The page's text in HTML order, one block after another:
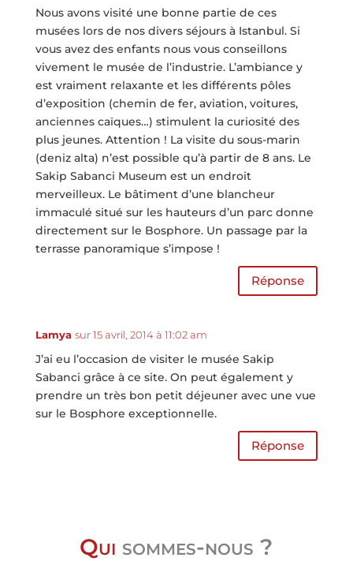
Nous avons visité une bonne partie de ces
musées lors de nos divers séjours à Istanbul. Si
vous avez des enfants nous vous conseillons
vivement le musée de l’industrie. L’ambiance y
est vraiment relaxante et les différents pôles
d’exposition (chemin de fer, aviation, voitures,
anciennes caïques…) stimulent la curiosité des
plus jeunes. Attention ! La visite du sous-marin
(deniz alta) n’est possible qu’à partir de 8 ans. Le
Sakip Sabanci Museum est un endroit
merveilleux. Le bâtiment d’une blancheur
immaculé situé sur les hauteurs d’un parc donne
directement sur le Bosphore. Un passage par la
terrasse panoramique s’impose !
Réponse
Lamya sur 15 avril, 2014 à 11:02 am
J’ai eu l’occasion de visiter le musée Sakip
Sabanci grâce à ce site. On peut également y
prendre un très bon petit déjeuner avec une vue
sur le Bosphore exceptionnelle.
Réponse
Qui sommes-nous ?